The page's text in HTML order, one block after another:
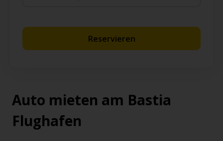
Reservieren
Auto mieten am Bastia
Flughafen